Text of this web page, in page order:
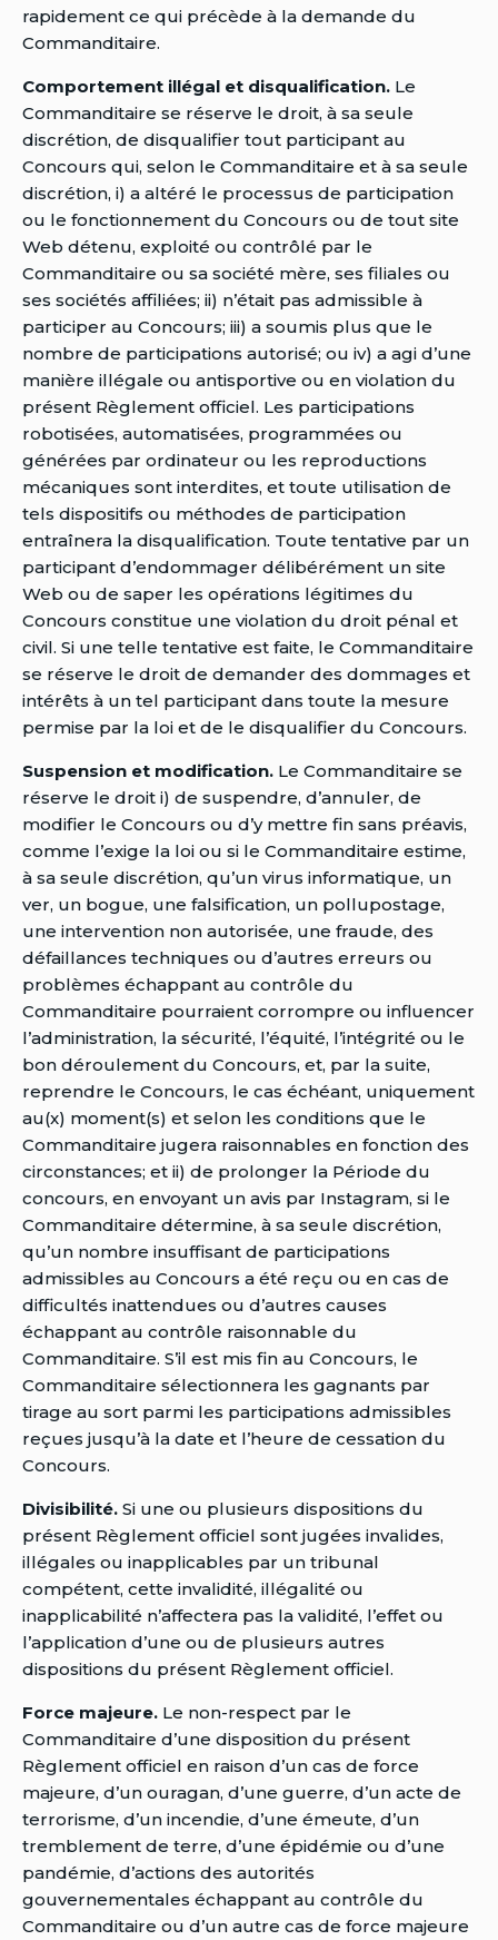
rapidement ce qui précède à la demande du
Commanditaire.
Comportement illégal et disqualification. Le
Commanditaire se réserve le droit, à sa seule
discrétion, de disqualifier tout participant au
Concours qui, selon le Commanditaire et à sa seule
discrétion, i) a altéré le processus de participation
ou le fonctionnement du Concours ou de tout site
Web détenu, exploité ou contrôlé par le
Commanditaire ou sa société mère, ses filiales ou
ses sociétés affiliées; ii) n’était pas admissible à
participer au Concours; iii) a soumis plus que le
nombre de participations autorisé; ou iv) a agi d’une
manière illégale ou antisportive ou en violation du
présent Règlement officiel. Les participations
robotisées, automatisées, programmées ou
générées par ordinateur ou les reproductions
mécaniques sont interdites, et toute utilisation de
tels dispositifs ou méthodes de participation
entraînera la disqualification. Toute tentative par un
participant d’endommager délibérément un site
Web ou de saper les opérations légitimes du
Concours constitue une violation du droit pénal et
civil. Si une telle tentative est faite, le Commanditaire
se réserve le droit de demander des dommages et
intérêts à un tel participant dans toute la mesure
permise par la loi et de le disqualifier du Concours.
Suspension et modification. Le Commanditaire se
réserve le droit i) de suspendre, d’annuler, de
modifier le Concours ou d’y mettre fin sans préavis,
comme l’exige la loi ou si le Commanditaire estime,
à sa seule discrétion, qu’un virus informatique, un
ver, un bogue, une falsification, un pollupostage,
une intervention non autorisée, une fraude, des
défaillances techniques ou d’autres erreurs ou
problèmes échappant au contrôle du
Commanditaire pourraient corrompre ou influencer
l’administration, la sécurité, l’équité, l’intégrité ou le
bon déroulement du Concours, et, par la suite,
reprendre le Concours, le cas échéant, uniquement
au(x) moment(s) et selon les conditions que le
Commanditaire jugera raisonnables en fonction des
circonstances; et ii) de prolonger la Période du
concours, en envoyant un avis par Instagram, si le
Commanditaire détermine, à sa seule discrétion,
qu’un nombre insuffisant de participations
admissibles au Concours a été reçu ou en cas de
difficultés inattendues ou d’autres causes
échappant au contrôle raisonnable du
Commanditaire. S’il est mis fin au Concours, le
Commanditaire sélectionnera les gagnants par
tirage au sort parmi les participations admissibles
reçues jusqu’à la date et l’heure de cessation du
Concours.
Divisibilité. Si une ou plusieurs dispositions du
présent Règlement officiel sont jugées invalides,
illégales ou inapplicables par un tribunal
compétent, cette invalidité, illégalité ou
inapplicabilité n’affectera pas la validité, l’effet ou
l’application d’une ou de plusieurs autres
dispositions du présent Règlement officiel.
Force majeure. Le non-respect par le
Commanditaire d’une disposition du présent
Règlement officiel en raison d’un cas de force
majeure, d’un ouragan, d’une guerre, d’un acte de
terrorisme, d’un incendie, d’une émeute, d’un
tremblement de terre, d’une épidémie ou d’une
pandémie, d’actions des autorités
gouvernementales échappant au contrôle du
Commanditaire ou d’un autre cas de force majeure